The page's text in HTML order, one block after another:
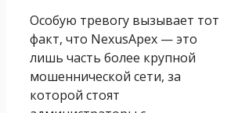
Особую тревогу вызывает тот
факт, что NexusApex — это
лишь часть более крупной
мошеннической сети, за
которой стоят